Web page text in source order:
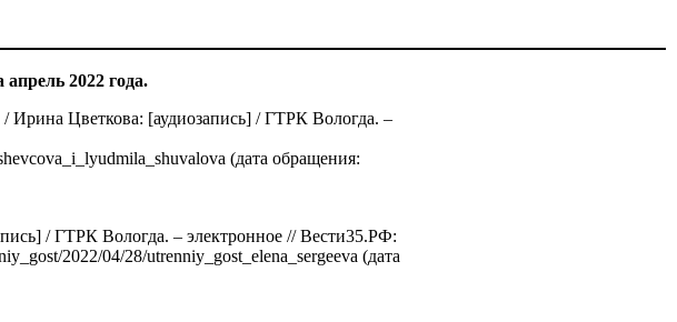
2022 года.
Цветкова: [аудиозапись] / ГТРК Вологда. –
(дата обращения:
/ ГТРК Вологда. – электронное // Вести35.РФ:
2022/04/28/utrenniy_gost_elena_sergeeva (дата